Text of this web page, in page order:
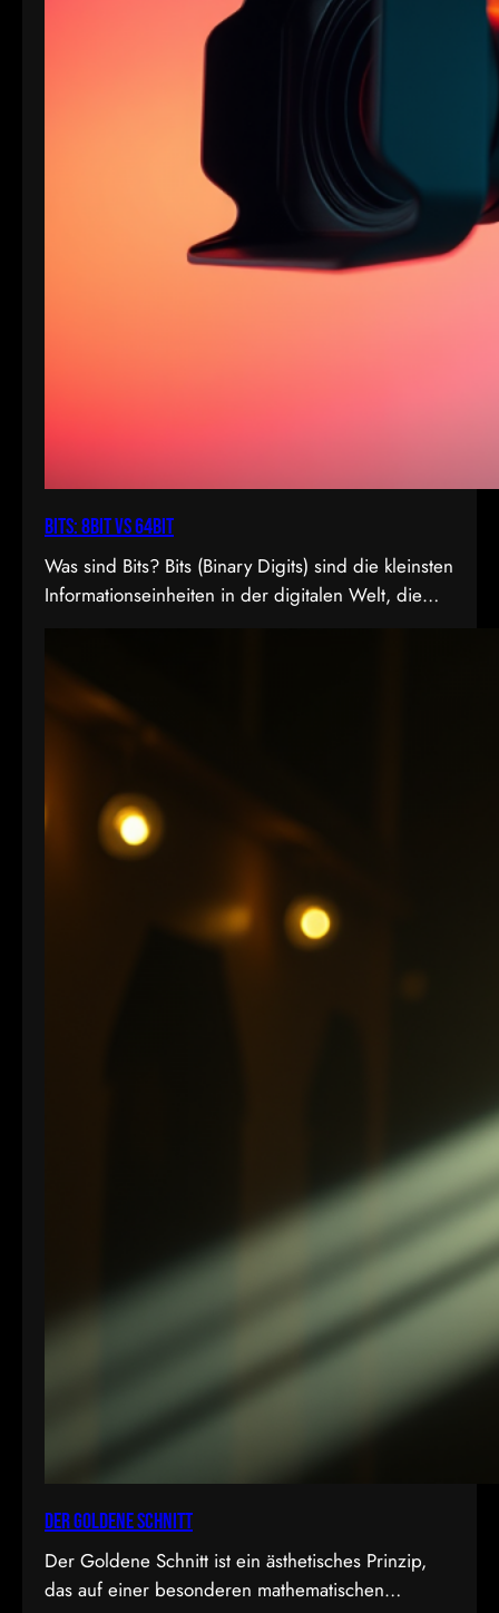
Bits: 8bit vs 64bit
Was sind Bits? Bits (Binary Digits) sind die kleinsten
Informationseinheiten in der digitalen Welt, die
Farbdarstellung und Verarbeitung, spielt die Bit-
Tiefe eine entscheidende Rolle. Je höher die Bit-
werden.…
Der Goldene Schnitt
Der Goldene Schnitt ist ein ästhetisches Prinzip,
das auf einer besonderen mathematischen